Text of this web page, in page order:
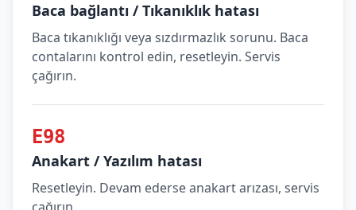
Baca bağlantı / Tıkanıklık hatası
Baca tıkanıklığı veya sızdırmazlık sorunu. Baca
contalarını kontrol edin, resetleyin. Servis
çağırın.
E98
Anakart / Yazılım hatası
Resetleyin. Devam ederse anakart arızası, servis